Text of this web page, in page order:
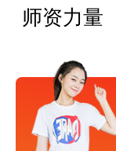
师资力量